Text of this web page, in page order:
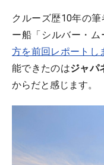
クルーズ歴10年の
ー船「シルバー・ム
方を前回レポートし
能できたのはジャパ
からだと感じます。